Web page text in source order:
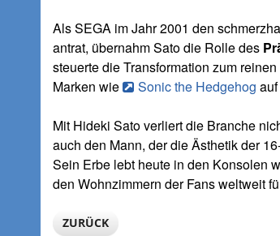
Als SEGA im Jahr 2001 den
antrat, übernahm Sato die Rolle des
steuerte die Transformation zum
Marken wie
Sonic the Hedgehog
Mit Hideki Sato verliert die Branche
auch den Mann, der die Ästhetik der
Sein Erbe lebt heute in den Konsolen
den Wohnzimmern der Fans weltweit
ZURÜCK